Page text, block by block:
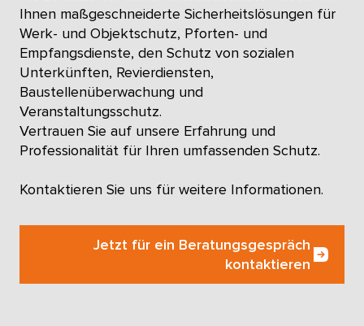
Ihnen maßgeschneiderte Sicherheitslösungen für
Werk- und Objektschutz, Pforten- und
Empfangsdienste, den Schutz von sozialen
Unterkünften, Revierdiensten,
Baustellenüberwachung und
Veranstaltungsschutz.
Vertrauen Sie auf unsere Erfahrung und
Professionalität für Ihren umfassenden Schutz.
Kontaktieren Sie uns für weitere Informationen.
Jetzt für ein Beratungsgespräch
kontaktieren